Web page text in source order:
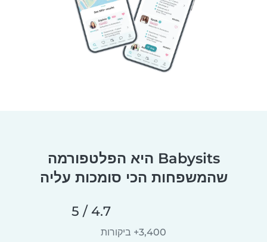
Babysits היא הפלטפורמה
שהמשפחות הכי סומכות עליה
4.7 / 5
3,400+ ביקורות